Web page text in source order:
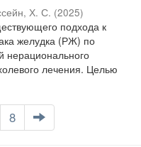
Х. С. (2025)
подхода к
желудка (РЖ) по
нерационального
лечения. Целью
8